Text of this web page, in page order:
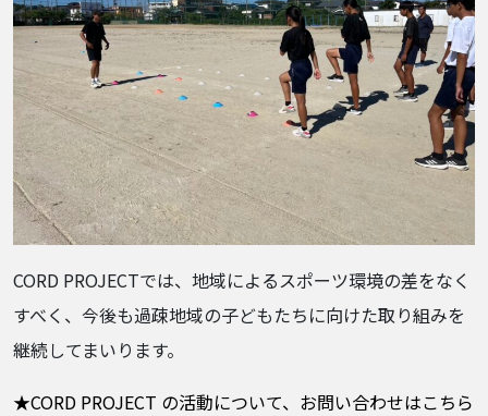
CORD PROJECTでは、地域によるスポーツ環境の差をなく
すべく、今後も過疎地域の子どもたちに向けた取り組みを
継続してまいります。
★CORD PROJECT の活動について、お問い合わせはこちら